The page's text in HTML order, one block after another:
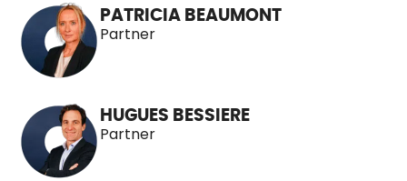
PATRICIA BEAUMONT
Partner
HUGUES BESSIERE
Partner